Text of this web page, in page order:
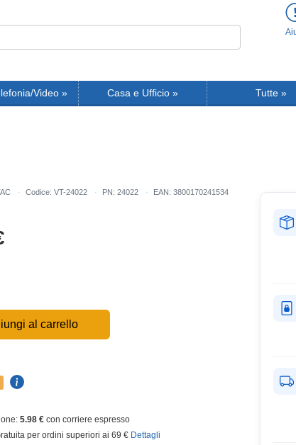
Video » Casa e Ufficio » Tutte »
Codice: VT-24022 PN: 24022 EAN: 3800170241534
al carrello
5.98 € con corriere espresso
per ordini superiori ai 69 € Dettagli